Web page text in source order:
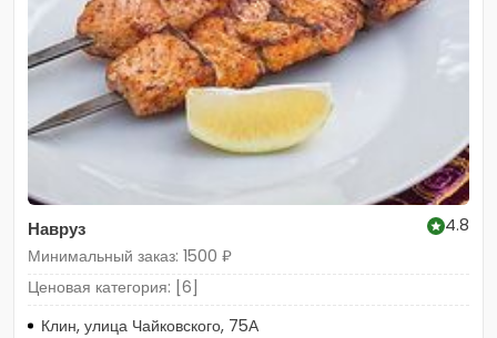
Навруз
4.8
Минимальный заказ: 1500 ₽
Ценовая категория: [6]
Клин, улица Чайковского, 75А